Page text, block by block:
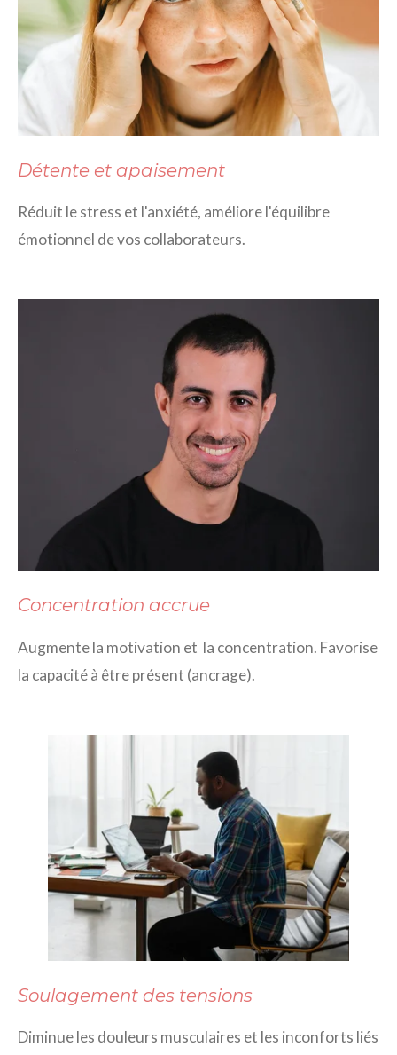
Détente et apaisement
Réduit le stress et l'anxiété, améliore l'équilibre
émotionnel de vos collaborateurs.
Concentration accrue
Augmente la motivation et la concentration. Favorise
la capacité à être présent (ancrage).
Soulagement des tensions
Diminue les douleurs musculaires et les inconforts liés